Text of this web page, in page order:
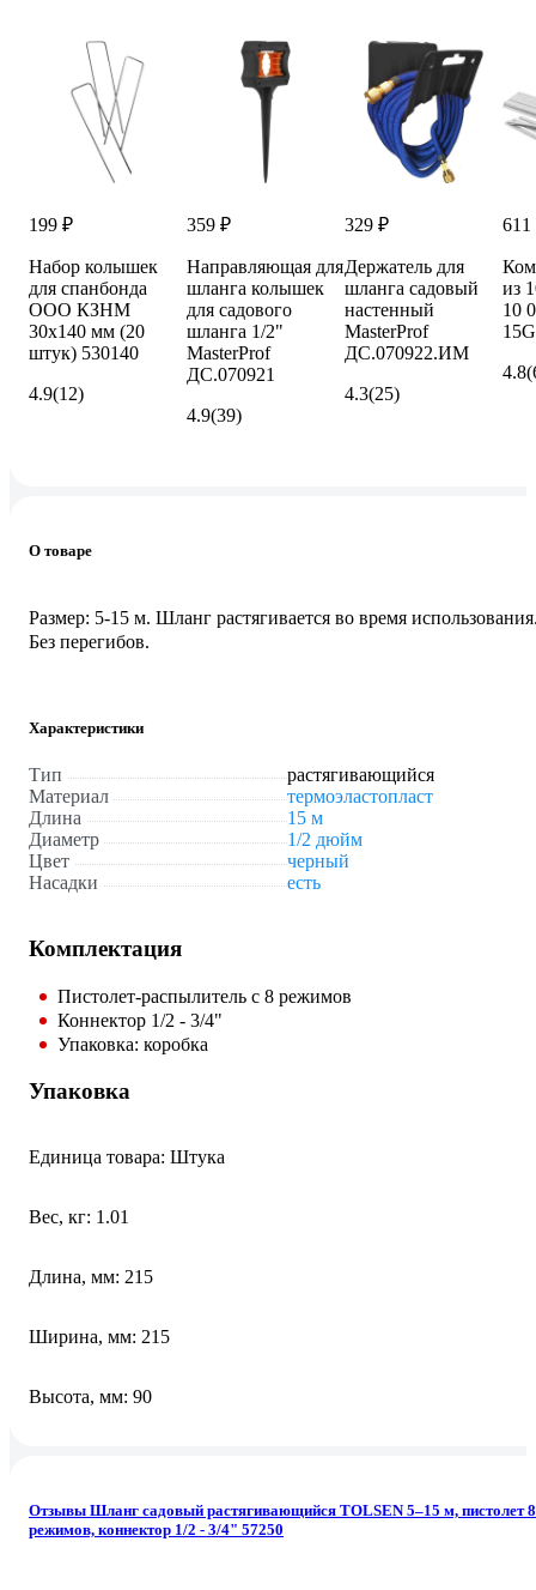
199 ₽
Набор колышек
для спанбонда
ООО КЗНМ
30x140 мм (20
штук) 530140
4.9(12)
359 ₽
Направляющая для
шланга колышек
для садового
шланга 1/2"
MasterProf
ДС.070921
4.9(39)
329 ₽
Держатель для
шланга садовый
настенный
MasterProf
ДС.070922.ИМ
4.3(25)
611
из
10
4.8
О товаре
Размер: 5-15 м. Шланг растягивается во время
Без перегибов.
Характеристики
Тип
растягивающийся
Материал
термоэластопласт
Длина
15 м
Диаметр
1/2 дюйм
Цвет
черный
Насадки
есть
Комплектация
Пистолет-распылитель с 8 режимов
Коннектор 1/2 - 3/4"
Упаковка: коробка
Упаковка
Единица товара: Штука
Вес, кг: 1.01
Длина, мм: 215
Ширина, мм: 215
Высота, мм: 90
Отзывы Шланг садовый растягивающийся TOLSEN 5–15 м, пистолет 8
режимов, коннектор 1/2 - 3/4" 57250